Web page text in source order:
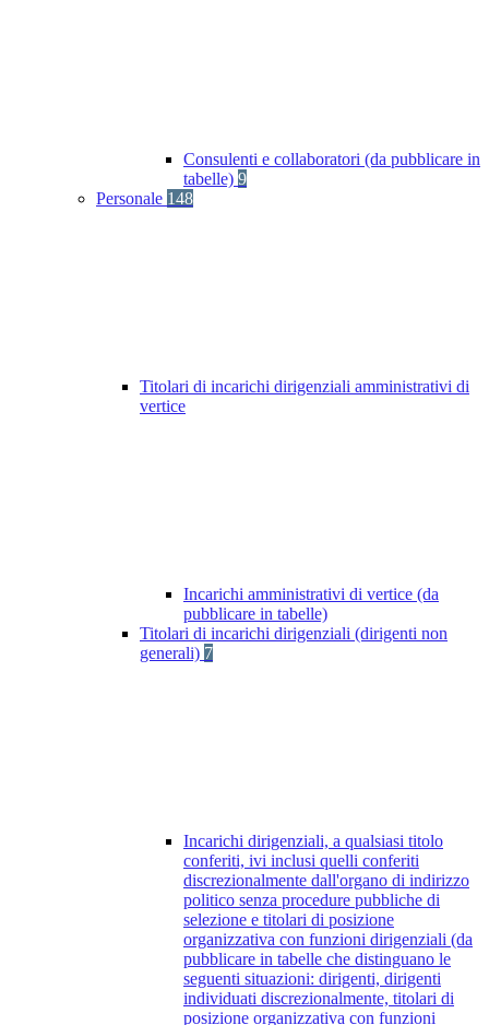
Consulenti e collaboratori (da pubblicare in
tabelle) 9
Personale 148
Titolari di incarichi dirigenziali amministrativi di
vertice
Incarichi amministrativi di vertice (da
pubblicare in tabelle)
Titolari di incarichi dirigenziali (dirigenti non
generali) 7
Incarichi dirigenziali, a qualsiasi titolo
conferiti, ivi inclusi quelli conferiti
discrezionalmente dall'organo di indirizzo
politico senza procedure pubbliche di
selezione e titolari di posizione
organizzativa con funzioni dirigenziali (da
pubblicare in tabelle che distinguano le
seguenti situazioni: dirigenti, dirigenti
individuati discrezionalmente, titolari di
posizione organizzativa con funzioni